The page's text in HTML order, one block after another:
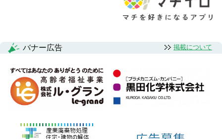
バナー広告 掲載について